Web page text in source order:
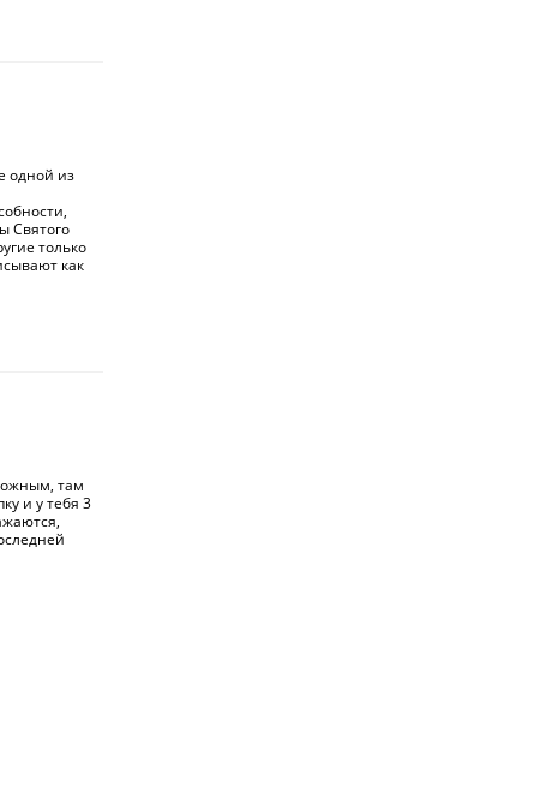
одной из
Святого
только
как
там
и у тебя 3